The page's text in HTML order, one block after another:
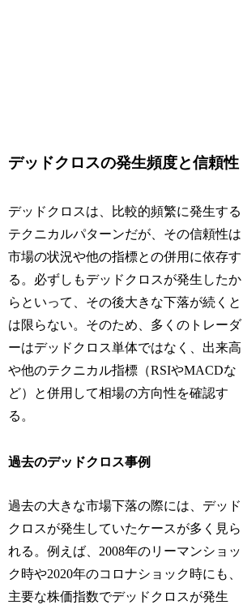
デッドクロスの発生頻度と信頼性
デッドクロスは、比較的頻繁に発生する
テクニカルパターンだが、その信頼性は
市場の状況や他の指標との併用に依存す
る。必ずしもデッドクロスが発生したか
らといって、その後大きな下落が続くと
は限らない。そのため、多くのトレーダ
ーはデッドクロス単体ではなく、出来高
や他のテクニカル指標（RSIやMACDな
ど）と併用して相場の方向性を確認す
る。
過去のデッドクロス事例
過去の大きな市場下落の際には、デッド
クロスが発生していたケースが多く見ら
れる。例えば、2008年のリーマンショッ
ク時や2020年のコロナショック時にも、
主要な株価指数でデッドクロスが発生